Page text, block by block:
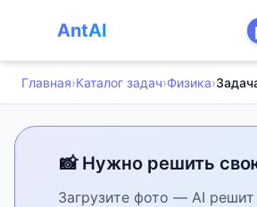
AntAI
Главная›Каталог задач›Физика›
📸 Нужно решить
Загрузите фото — AI решит